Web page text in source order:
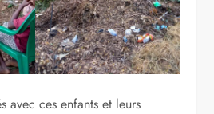
avec ces enfants et leurs